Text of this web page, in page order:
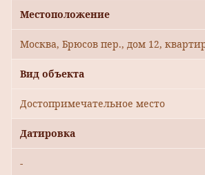
Местоположение
Москва, Брюсов пер., дом 12,
Вид объекта
Достопримечательное место
Датировка
-